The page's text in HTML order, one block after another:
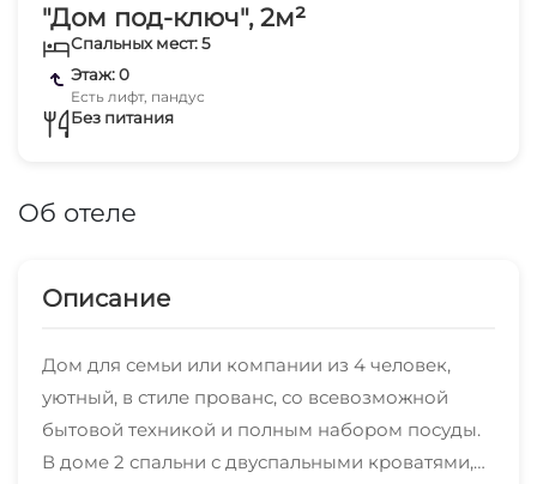
"Дом под-ключ", 2м²
Спальных мест: 5
Этаж: 0
Есть лифт, пандус
Без питания
Об отеле
Описание
Дом для семьи или компании из 4 человек,
уютный, в стиле прованс, со всевозможной
бытовой техникой и полным набором посуды.
В доме 2 спальни с двуспальными кроватями,